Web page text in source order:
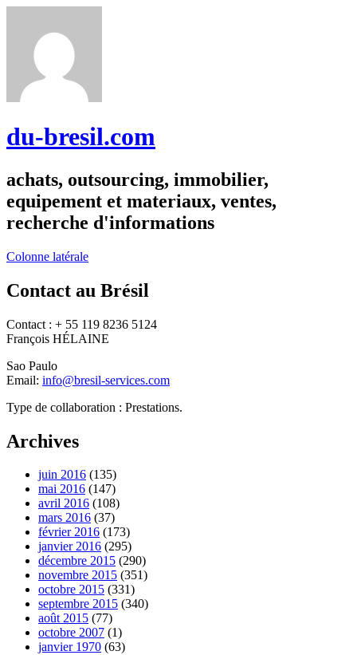
du-bresil.com
achats, outsourcing, immobilier,
equipement et materiaux, ventes,
recherche d'informations
Colonne latérale
Contact au Brésil
Contact : + 55 119 8236 5124
François HÉLAINE
Sao Paulo
Email: info@bresil-services.com
Type de collaboration : Prestations.
Archives
juin 2016 (135)
mai 2016 (147)
avril 2016 (108)
mars 2016 (37)
février 2016 (173)
janvier 2016 (295)
décembre 2015 (290)
novembre 2015 (351)
octobre 2015 (331)
septembre 2015 (340)
août 2015 (77)
octobre 2007 (1)
janvier 1970 (63)